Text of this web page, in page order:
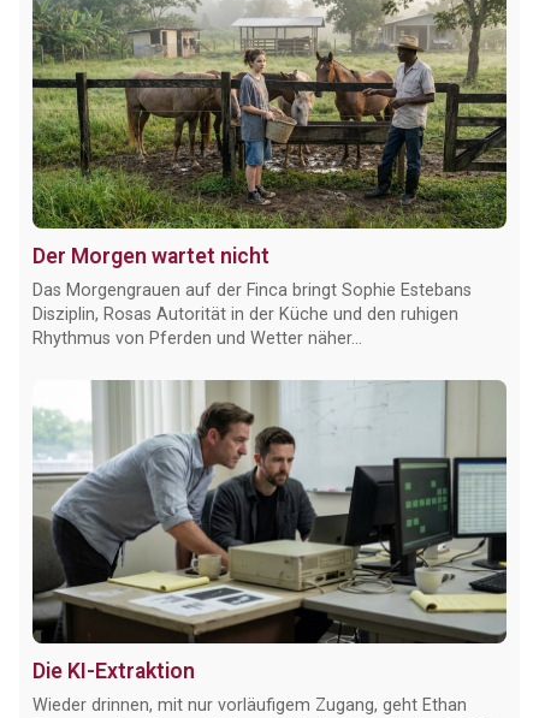
Der Morgen wartet nicht
Das Morgengrauen auf der Finca bringt Sophie Estebans
Disziplin, Rosas Autorität in der Küche und den ruhigen
Rhythmus von Pferden und Wetter näher...
Die KI-Extraktion
Wieder drinnen, mit nur vorläufigem Zugang, geht Ethan